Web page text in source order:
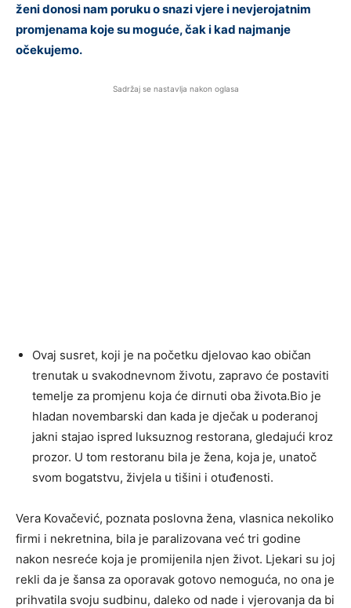
ženi donosi nam poruku o snazi vjere i nevjerojatnim
promjenama koje su moguće, čak i kad najmanje
očekujemo.
Sadržaj se nastavlja nakon oglasa
Ovaj susret, koji je na početku djelovao kao običan
trenutak u svakodnevnom životu, zapravo će postaviti
temelje za promjenu koja će dirnuti oba života.Bio je
hladan novembarski dan kada je dječak u poderanoj
jakni stajao ispred luksuznog restorana, gledajući kroz
prozor. U tom restoranu bila je žena, koja je, unatoč
svom bogatstvu, živjela u tišini i otuđenosti.
Vera Kovačević, poznata poslovna žena, vlasnica nekoliko
firmi i nekretnina, bila je paralizovana već tri godine
nakon nesreće koja je promijenila njen život. Ljekari su joj
rekli da je šansa za oporavak gotovo nemoguća, no ona je
prihvatila svoju sudbinu, daleko od nade i vjerovanja da bi